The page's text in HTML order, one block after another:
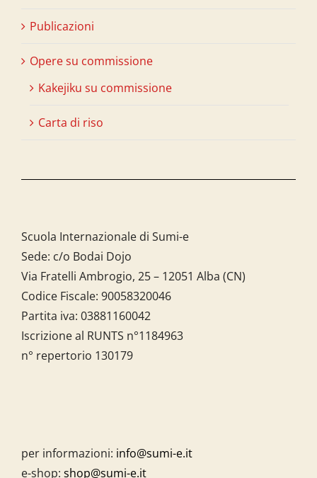
Publicazioni
Opere su commissione
Kakejiku su commissione
Carta di riso
Scuola Internazionale di Sumi-e
Sede: c/o Bodai Dojo
Via Fratelli Ambrogio, 25 – 12051 Alba (CN)
Codice Fiscale: 90058320046
Partita iva: 03881160042
Iscrizione al RUNTS n°1184963
n° repertorio 130179
per informazioni: info@sumi-e.it
e-shop: shop@sumi-e.it